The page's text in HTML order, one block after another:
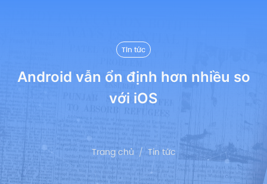
Tin tức
Android vẫn ổn định hơn nhiều so
với iOS
Trang chủ Tin tức